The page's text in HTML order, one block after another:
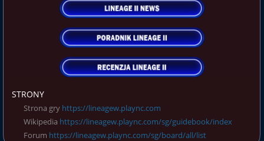
STRONY
Strona gry https://lineagew.plaync.com
Wikipedia https://lineagew.plaync.com/sg/guidebook/index
Forum https://lineagew.plaync.com/sg/board/all/list